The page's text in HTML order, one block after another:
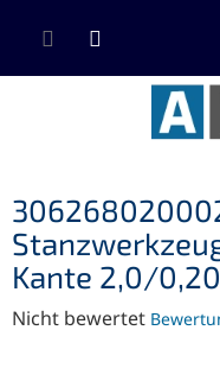
Inhalt
Kante 2,0/
Die
Nicht bewertet